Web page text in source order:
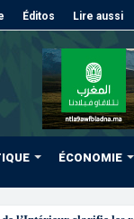
Éditos Lire aussi
ÉCONOMIE